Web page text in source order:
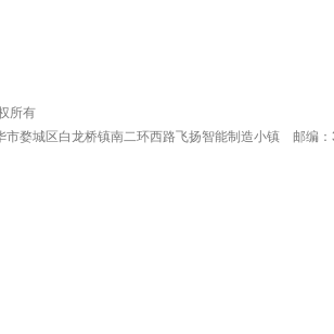
所有
市婺城区白龙桥镇南二环西路飞扬智能制造小镇 邮